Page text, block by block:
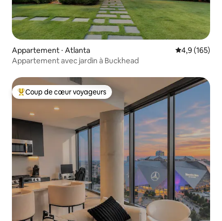
Appartement ⋅ Atlanta Évaluation
4,9 (165)
Appartement avec jardin à Buckhead
Coups de cœur voyageurs les plus appréciés
Coup de cœur voyageurs